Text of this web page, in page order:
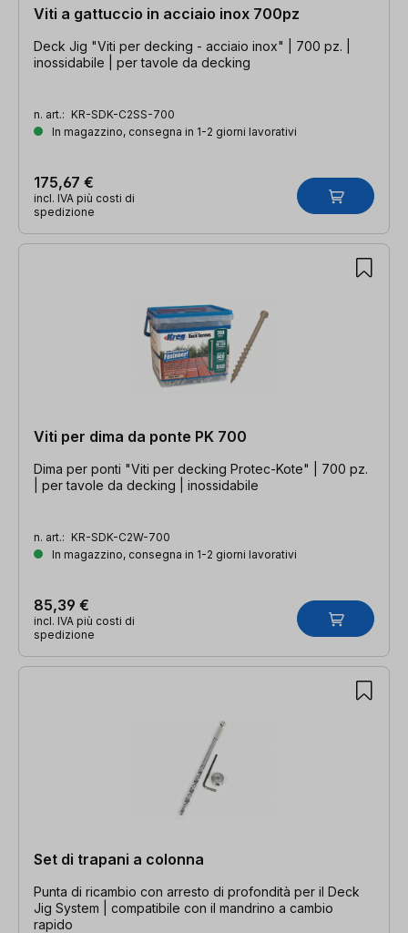
Viti a gattuccio in acciaio inox 700pz
Deck Jig "Viti per decking - acciaio inox" | 700 pz. |
inossidabile | per tavole da decking
n. art.: KR-SDK-C2SS-700
In magazzino, consegna in 1-2 giorni lavorativi
175,67 €
incl. IVA più costi di
spedizione
Viti per dima da ponte PK 700
Dima per ponti "Viti per decking Protec-Kote" | 700 pz.
| per tavole da decking | inossidabile
n. art.: KR-SDK-C2W-700
In magazzino, consegna in 1-2 giorni lavorativi
85,39 €
incl. IVA più costi di
spedizione
Set di trapani a colonna
Punta di ricambio con arresto di profondità per il Deck
Jig System | compatibile con il mandrino a cambio
rapido